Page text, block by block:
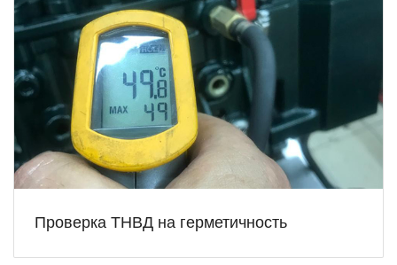
Проверка ТНВД на герметичность